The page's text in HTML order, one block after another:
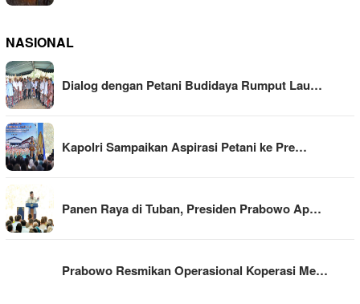
NASIONAL
Dialog dengan Petani Budidaya Rumput Lau…
Kapolri Sampaikan Aspirasi Petani ke Pre…
Panen Raya di Tuban, Presiden Prabowo Ap…
Prabowo Resmikan Operasional Koperasi Me…